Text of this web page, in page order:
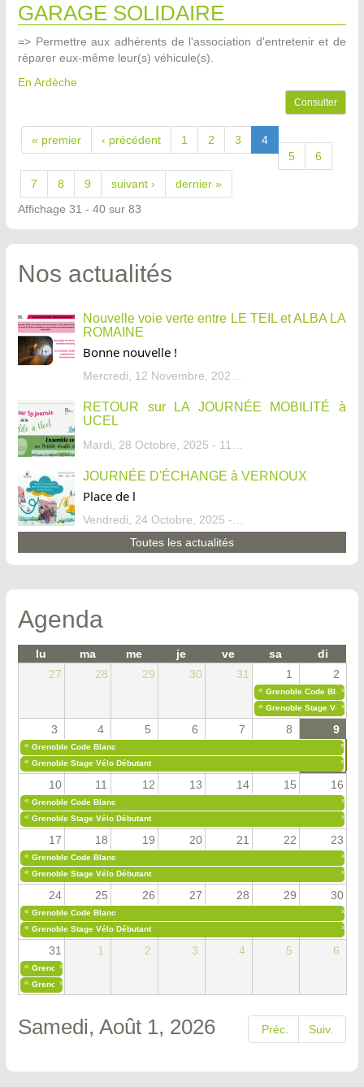
GARAGE SOLIDAIRE
=> Permettre aux adhérents de l'association d'entretenir et de
réparer eux-même leur(s) véhicule(s).
En Ardèche
Consulter
« premier ‹ précédent 1 2 3
4
5
6
7 8 9 suivant ›
dernier »
Affichage 31 - 40 sur 83
Nos actualités
Nouvelle voie verte entre LE TEIL et ALBA LA
ROMAINE
Bonne nouvelle !
Mercredi, 12 Novembre, 2025 - 13:34
RETOUR sur LA JOURNÉE MOBILITÉ à
UCEL
Mardi, 28 Octobre, 2025 - 11:46
JOURNÉE D'ÉCHANGE à VERNOUX
Place de l
Vendredi, 24 Octobre, 2025 - 13:07
Toutes les actualités
Agenda
lu ma me je ve sa
di
27
28 29 30 31 1 2
« Grenoble Code Blanc
»
« Grenoble Stage Vélo
»
3 4 5 6 7 8 9
« Grenoble Code Blanc
»
« Grenoble Stage Vélo Débutant »
10 11 12 13 14 15 16
« Grenoble Code Blanc
»
« Grenoble Stage Vélo Débutant »
17 18 19 20 21 22 23
« Grenoble Code Blanc
»
« Grenoble Stage Vélo Débutant »
24 25 26 27 28 29 30
« Grenoble Code Blanc
»
« Grenoble Stage Vélo Débutant »
31 1 2 3 4 5 6
« Grenoble Code Blanc
»
« Grenoble Stage Vélo Débutant
»
Préc. Suiv.
Samedi, Août 1, 2026